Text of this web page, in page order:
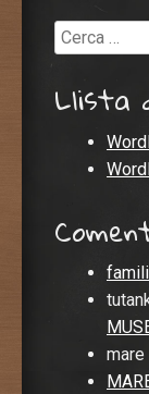
Cerca
Llista
mare